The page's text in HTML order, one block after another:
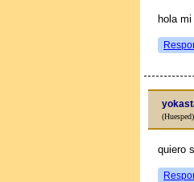
hola
(Huesped)
quiero